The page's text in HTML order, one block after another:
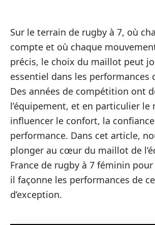
Sur le terrain de rugby à 7, où
compte et où chaque
précis, le choix du maillot peut
essentiel dans les performances
Des années de compétition ont
l’équipement, et en particulier
influencer le confort, la
performance. Dans cet article,
plonger au cœur du maillot de
France de rugby à 7 féminin
il façonne les performances de
d’exception.